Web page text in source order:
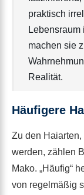
praktisch
Lebensraum
machen sie
Realität.
Häufigere
Zu den
werden, zählen
Mako. „Häufig“
von regelmäßig